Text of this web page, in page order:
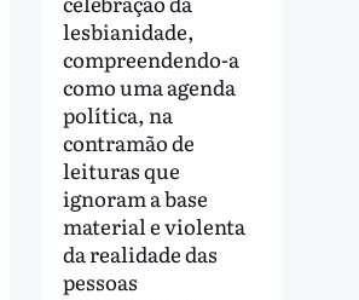
lesbianidade,
compreendendo-a
como uma agenda
política, na
contramão de
leituras que
ignoram a base
material e violenta
da realidade das
pessoas